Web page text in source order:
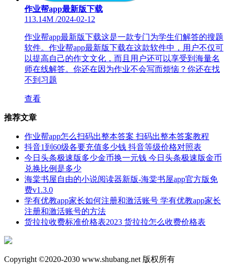
作业帮app最新版下载
113.14M /2024-02-12
作业帮app最新版下载这是一款专门为学生们解答的搜题
软件。作业帮app最新版下载在这款软件中，用户不仅可
以提高自己的作文文化，而且用户还可以享受到海量名
师在线解答。你还在因为作业不会写而烦恼？你还在找
不到习题
查看
推荐文章
作业帮app怎么扫码出整本答案 扫码出整本答案教程
抖音1到60级各要充值多少钱 抖音等级价格对照表
今日头条极速版多少金币换一元钱 今日头条极速版金币
兑换比例是多少
海棠书屋自由的小说阅读器新版-海棠书屋app官方版免
费v1.3.0
学有优教app家长如何注册和激活账号 学有优教app家长
注册和激活账号的方法
货拉拉收费标准价格表2023 货拉拉怎么收费价格表
Copyright ©2020-2030 www.shubang.net 版权所有